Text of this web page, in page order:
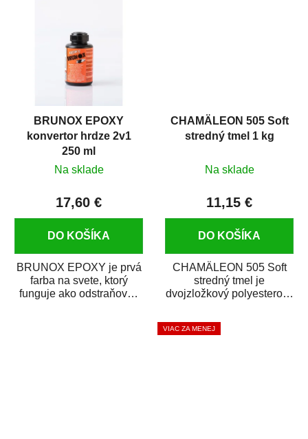
BRUNOX EPOXY
konvertor hrdze 2v1
250 ml
Na sklade
17,60 €
DO KOŠÍKA
BRUNOX EPOXY je prvá
farba na svete, ktorý
funguje ako odstraňovač
CHAMÄLEON 505 Soft
stredný tmel 1 kg
Na sklade
11,15 €
DO KOŠÍKA
CHAMÄLEON 505 Soft
stredný tmel je
dvojzložkový polyesterový
menšie nerovnosti. Má...
VIAC ZA MENEJ